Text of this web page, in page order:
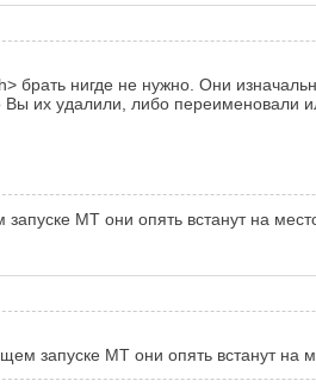
нигде не нужно. Они
их удалили, либо переименовали
МТ они опять встанут на
запуске МТ они опять встанут на